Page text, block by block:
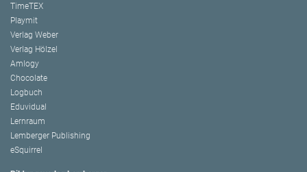
TimeTEX
Playmit
Verlag Weber
Verlag Hölzel
Amlogy
Chocolate
Logbuch
Eduvidual
Lernraum
Lemberger Publishing
eSquirrel